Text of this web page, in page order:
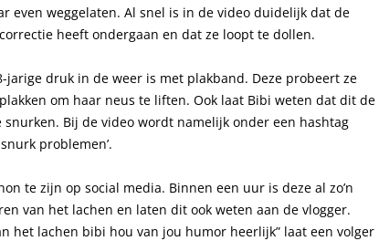
even weggelaten. Al snel is in de video duidelijk dat de
heeft ondergaan en dat ze loopt te dollen.
jarige druk in de weer is met plakband. Deze probeert ze
om haar neus te liften. Ook laat Bibi weten dat dit de
Bij de video wordt namelijk onder een hashtag
problemen’.
te zijn op social media. Binnen een uur is deze al zo’n
van het lachen en laten dit ook weten aan de vlogger.
het lachen bibi hou van jou humor heerlijk” laat een volger